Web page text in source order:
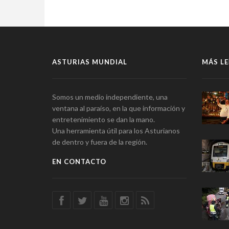
ASTURIAS MUNDIAL
Somos un medio independiente, una
ventana al paraíso, en la que información y
entretenimiento se dan la mano.
Una herramienta útil para los Asturianos
de dentro y fuera de la región.
EN CONTACTO
MÁS